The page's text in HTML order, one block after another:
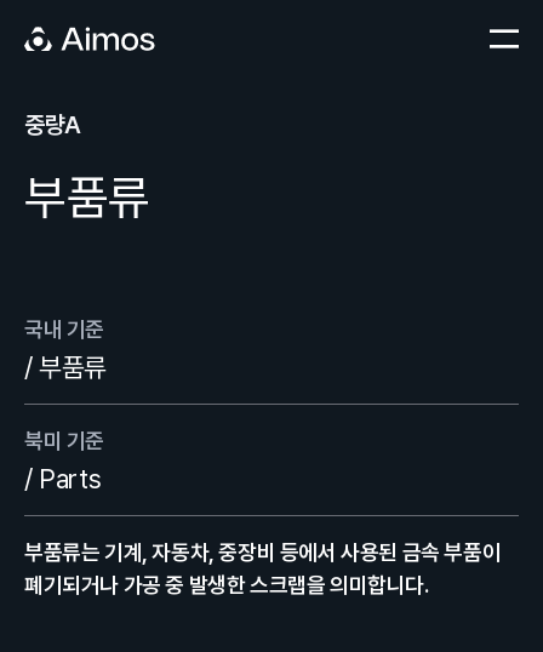
중량A
부품류
국내 기준
/ 부품류
북미 기준
/ Parts
부품류는 기계, 자동차, 중장비 등에서 사용된 금속 부품이
폐기되거나 가공 중 발생한 스크랩을 의미합니다.